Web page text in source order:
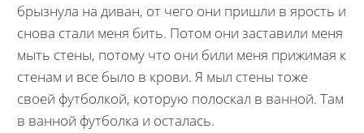
брызнула на диван, от чего они пришли в ярость и
снова стали меня бить. Потом они заставили меня
мыть стены, потому что они били меня прижимая к
стенам и все было в крови. Я мыл стены тоже
своей футболкой, которую полоскал в ванной. Там
в ванной футболка и осталась.